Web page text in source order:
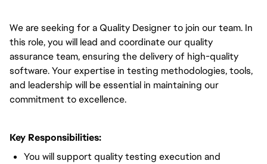
We are seeking for a Quality Designer to join our team. In
this role, you will lead and coordinate our quality
assurance team, ensuring the delivery of high-quality
software. Your expertise in testing methodologies, tools,
and leadership will be essential in maintaining our
commitment to excellence.
Key Responsibilities:
You will support quality testing execution and